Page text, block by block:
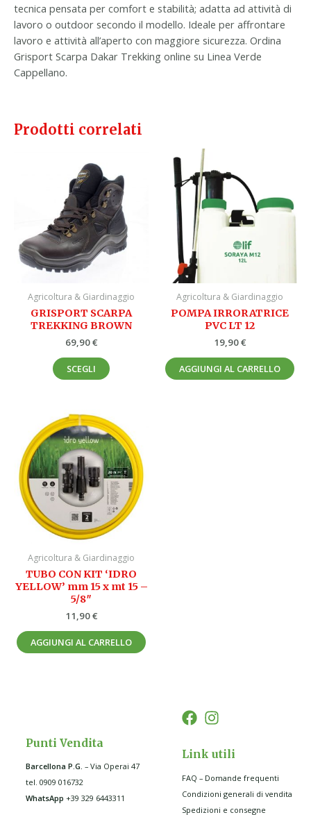
tecnica pensata per comfort e stabilità; adatta ad attività di
lavoro o outdoor secondo il modello. Ideale per affrontare
lavoro e attività all’aperto con maggiore sicurezza. Ordina
Grisport Scarpa Dakar Trekking online su Linea Verde
Cappellano.
Prodotti correlati
Agricoltura & Giardinaggio
GRISPORT SCARPA
TREKKING BROWN
69,90€
SCEGLI
prodotto
ha
più
varianti.
Le
opzioni
scelte
nella
pagina
prodotto
Agricoltura & Giardinaggio
POMPA IRRORATRICE
PVC LT 12
19,90€
AGGIUNGI AL CARRELLO
Agricoltura & Giardinaggio
TUBO CON KIT ‘IDRO
YELLOW’ mm 15 x mt 15 –
5/8″
11,90€
AGGIUNGI AL CARRELLO
Punti Vendita
Barcellona P.G. – Via Operai 47
tel. 0909 016732
WhatsApp +39 329 6443311
Link utili
FAQ – Domande frequenti
Condizioni generali di vendita
Spedizioni e consegne